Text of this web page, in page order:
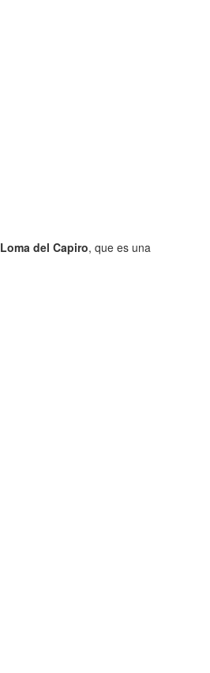
Loma del Capiro, que es una